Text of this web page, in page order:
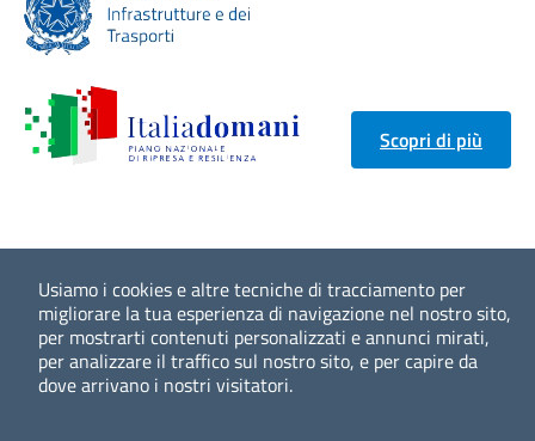
Usiamo i cookies e altre tecniche di tracciamento per
migliorare la tua esperienza di navigazione nel nostro sito,
per mostrarti contenuti personalizzati e annunci mirati,
per analizzare il traffico sul nostro sito, e per capire da
dove arrivano i nostri visitatori.
Scopri di più